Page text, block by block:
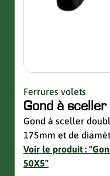
Ferrures volets
Gond à
Gond à sceller
175mm et de
Voir le produit :
50X5"